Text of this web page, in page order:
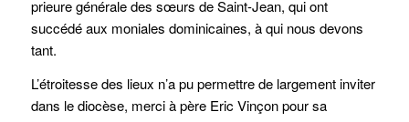
prieure générale des sœurs de Saint-Jean, qui ont
succédé aux moniales dominicaines, à qui nous devons
tant.
L’étroitesse des lieux n’a pu permettre de largement inviter
dans le diocèse, merci à père Eric Vinçon pour sa